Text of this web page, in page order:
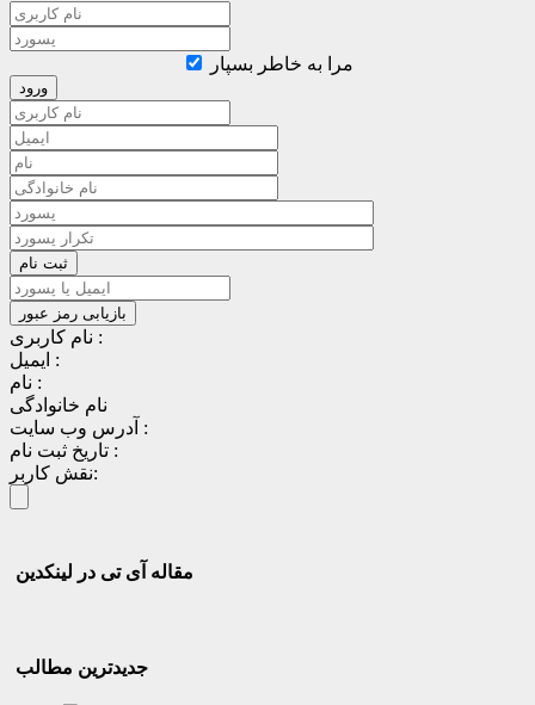
مرا به خاطر بسپار
نام کاربری :
ایمیل :
نام :
نام خانوادگی
آدرس وب سایت :
تاریخ ثبت نام :
نقش کاربر:
مقاله آی تی در لینکدین
جدیدترین مطالب